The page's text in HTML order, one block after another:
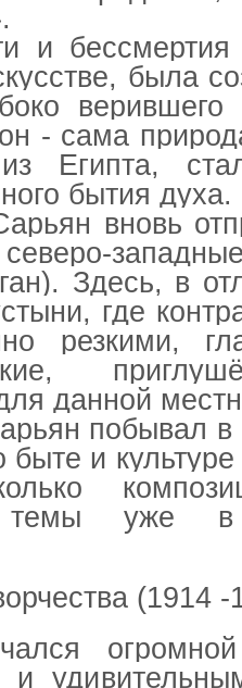
и
была
- сама
Египта,
бытия духа.
вновь
Здесь, в
где
резкими,
данной
побывал
быте и
темы уже в
(1914 -